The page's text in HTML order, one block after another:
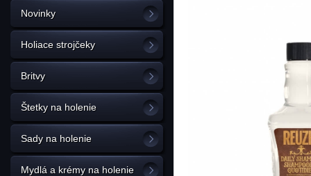
Novinky
Holiace strojčeky
Britvy
Štetky na holenie
Sady na holenie
Mydlá a krémy na holenie